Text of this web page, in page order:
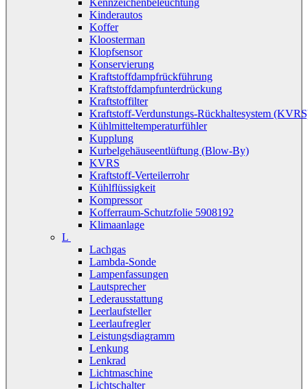
Kennzeichenbeleuchtung
Kinderautos
Koffer
Kloosterman
Klopfsensor
Konservierung
Kraftstoffdampfrückführung
Kraftstoffdampfunterdrückung
Kraftstoffilter
Kraftstoff-Verdunstungs-Rückhaltesystem
Kühlmitteltemperaturfühler
Kupplung
Kurbelgehäuseentlüftung (Blow-By)
KVRS
Kraftstoff-Verteilerrohr
Kühlflüssigkeit
Kompressor
Kofferraum-Schutzfolie 5908192
Klimaanlage
L
Lachgas
Lambda-Sonde
Lampenfassungen
Lautsprecher
Lederausstattung
Leerlaufsteller
Leerlaufregler
Leistungsdiagramm
Lenkung
Lenkrad
Lichtmaschine
Lichtschalter